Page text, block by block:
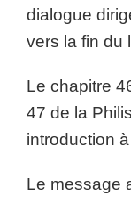
dialogue
vers la fin du
Le chapitre
47 de la
introduction
Le message